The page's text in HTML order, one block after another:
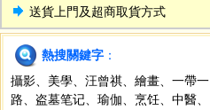
送貨上門及超商取貨方式
熱搜關鍵字 ：
攝影
美學 汪曾祺 繪畫
一帶一
路
盗墓笔记 瑜伽 烹饪 中醫